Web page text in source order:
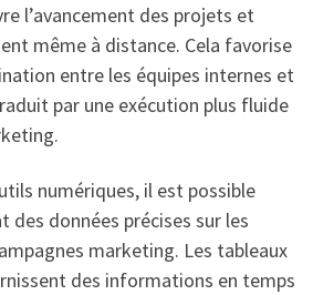
l’avancement des projets et
même à distance. Cela favorise
entre les équipes internes et
par une exécution plus fluide
numériques, il est possible
des données précises sur les
marketing. Les tableaux
des informations en temps